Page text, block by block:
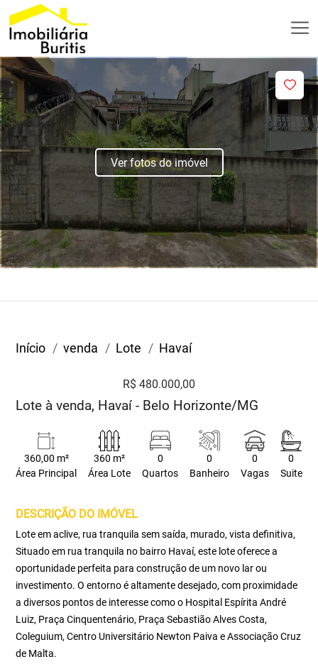
Ver fotos do imóvel
Início venda Lote Havaí
R$ 480.000,00
Lote à venda, Havaí - Belo Horizonte/MG
360,00 m²
Área Principal
360 m²
Área Lote
0
Quartos
0
Banheiro
0
Vagas
0
Suite
DESCRIÇÃO DO IMÓVEL
Lote em aclive, rua tranquila sem saída, murado, vista definitiva,
Situado em rua tranquila no bairro Havaí, este lote oferece a
oportunidade perfeita para construção de um novo lar ou
investimento. O entorno é altamente desejado, com proximidade
a diversos pontos de interesse como o Hospital Espírita André
Luiz, Praça Cinquentenário, Praça Sebastião Alves Costa,
Coleguium, Centro Universitário Newton Paiva e Associação Cruz
de Malta.